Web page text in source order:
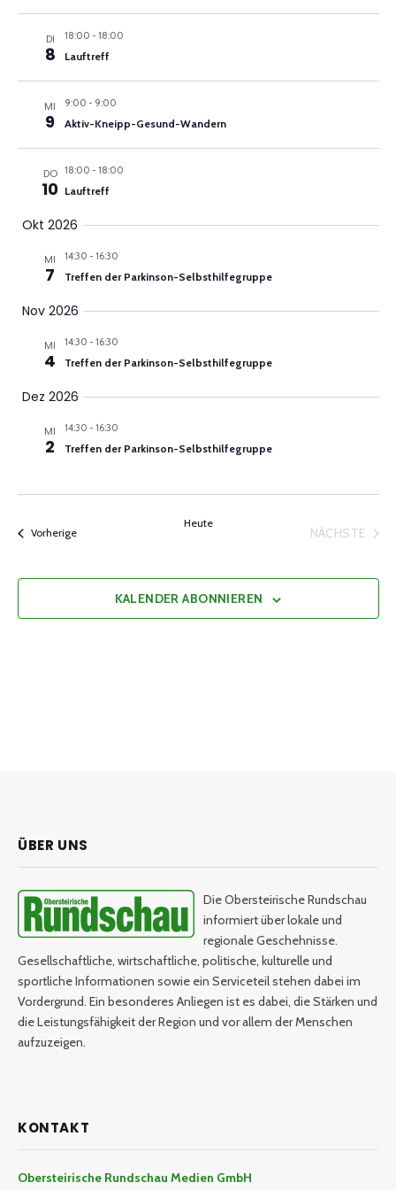
DI
8
18:00 - 18:00
Lauftreff
MI
9
9:00 - 9:00
Aktiv-Kneipp-Gesund-Wandern
DO
10
18:00 - 18:00
Lauftreff
Okt 2026
MI
7
14:30 - 16:30
Treffen der Parkinson-Selbsthilfegruppe
Nov 2026
MI
4
14:30 - 16:30
Treffen der Parkinson-Selbsthilfegruppe
Dez 2026
MI
2
14:30 - 16:30
Treffen der Parkinson-Selbsthilfegruppe
VorherigeVeranstaltungen
Heute
NÄCHSTE
KALENDER ABONNIEREN
ÜBER UNS
Die Obersteirische Rundschau
informiert über lokale und
regionale Geschehnisse.
Gesellschaftliche, wirtschaftliche, politische, kulturelle und
sportliche Informationen sowie ein Serviceteil stehen dabei im
Vordergrund. Ein besonderes Anliegen ist es dabei, die Stärken und
die Leistungsfähigkeit der Region und vor allem der Menschen
aufzuzeigen.
KONTAKT
Obersteirische Rundschau Medien GmbH